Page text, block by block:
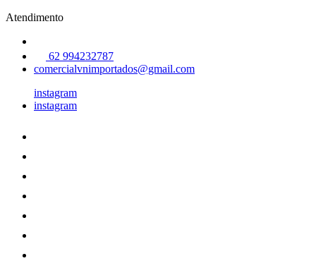
Atendimento
62 994232787
comercialvnimportados@gmail.com
instagram
instagram